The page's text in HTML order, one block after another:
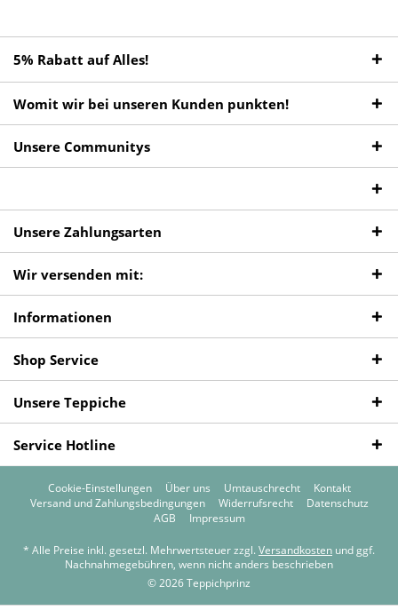
5% Rabatt auf Alles!
Womit wir bei unseren Kunden punkten!
Unsere Communitys
Unsere Zahlungsarten
Wir versenden mit:
Informationen
Shop Service
Unsere Teppiche
Service Hotline
Cookie-Einstellungen Über uns Umtauschrecht
Kontakt
Versand und Zahlungsbedingungen
Widerrufsrecht
Datenschutz
AGB
Impressum
* Alle Preise inkl. gesetzl. Mehrwertsteuer zzgl. Versandkosten und ggf.
Nachnahmegebühren, wenn nicht anders beschrieben
© 2026 Teppichprinz